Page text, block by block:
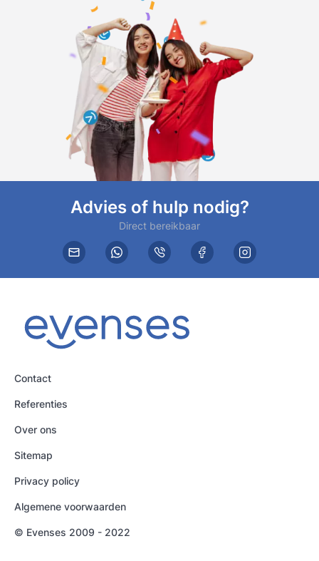
Advies of hulp nodig?
Direct bereikbaar
Contact
Referenties
Over ons
Sitemap
Privacy policy
Algemene voorwaarden
© Evenses 2009 - 2022